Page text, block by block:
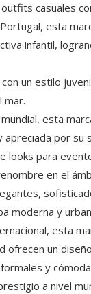
casuales
esta
infantil,
un estilo
mar.
esta
por su
looks para
en el
moderna y
esta
ofrecen un
y
a nivel